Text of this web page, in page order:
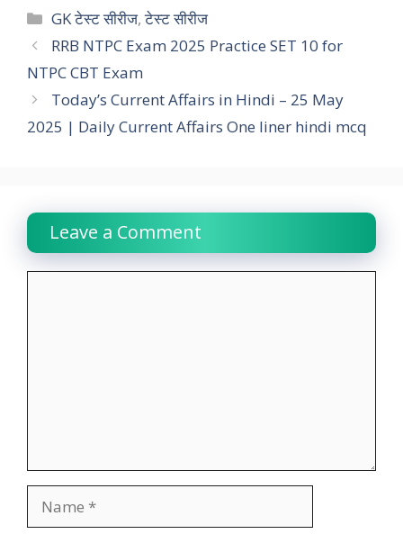
c
e
b
o
o
a
t
s
A
p
i
t
t
e
r
n
k
d
I
e
r
a
y
i
n
r
Categories
GK टेस्ट सीरीज,टेस्ट सीरीज
RRB NTPC Exam 2025 Practice SET 10 for
NTPC CBT Exam
Today’s Current Affairs in Hindi – 25 May
2025 | Daily Current Affairs One liner hindi mcq
Leave a Comment